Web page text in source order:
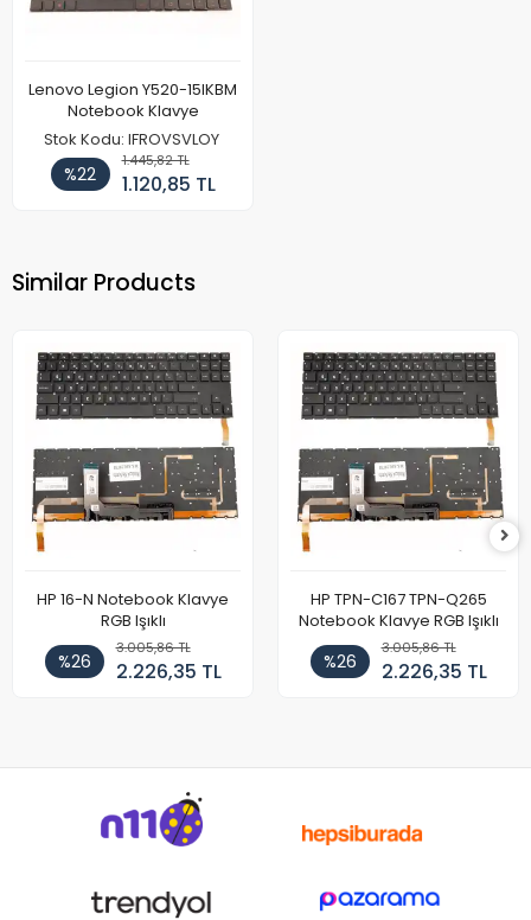
Lenovo Legion Y520-15IKBM
Notebook Klavye
Stok Kodu: IFROVSVLOY
%22
1.445,82 TL
1.120,85 TL
Similar Products
HP 16-N Notebook Klavye
RGB Işıklı
%26
3.005,86 TL
2.226,35 TL
HP TPN-C167 TPN-Q265
Notebook Klavye RGB Işıklı
%26
3.005,86 TL
2.226,35 TL